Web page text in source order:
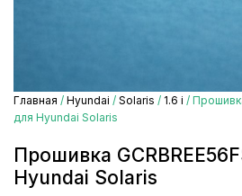
Главная / Hyundai / Solaris / 1.6 i /
для Hyundai Solaris
Прошивка
Hyundai Solaris